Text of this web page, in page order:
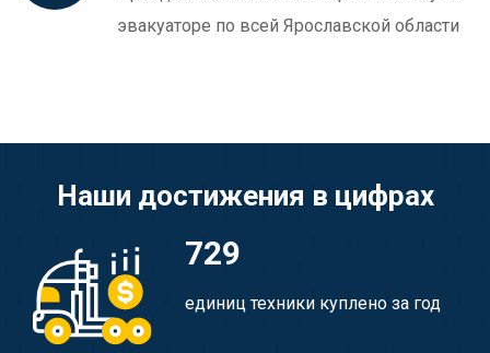
эвакуаторе по всей Ярославской области
Наши достижения в цифрах
729
единиц техники куплено за год